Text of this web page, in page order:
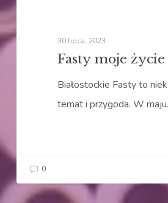
30 lipca, 2023
Fasty moje życie
Białostockie Fasty to
temat i przygoda. W
0